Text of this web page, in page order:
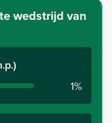
wedstrijd van
1%